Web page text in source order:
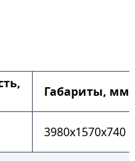
Габариты, мм
3980x1570x740